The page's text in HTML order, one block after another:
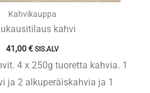
Kahvikauppa
kahvi
41,00€ SIS.ALV
4 x 250g tuoretta kahvia. 1
ja 2 alkuperäiskahvia ja 1